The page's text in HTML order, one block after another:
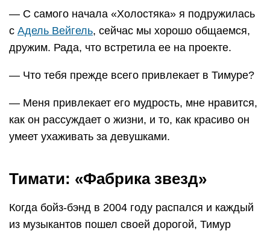
— С самого начала «Холостяка» я подружилась
с Адель Вейгель, сейчас мы хорошо общаемся,
дружим. Рада, что встретила ее на проекте.
— Что тебя прежде всего привлекает в Тимуре?
— Меня привлекает его мудрость, мне нравится,
как он рассуждает о жизни, и то, как красиво он
умеет ухаживать за девушками.
Тимати: «Фабрика звезд»
Когда бойз-бэнд в 2004 году распался и каждый
из музыкантов пошел своей дорогой, Тимур